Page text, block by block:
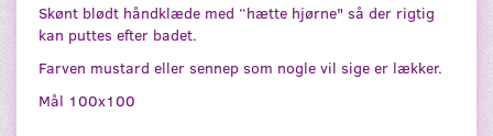
Skønt blødt håndklæde med “hætte hjørne" så der rigtig
kan puttes efter badet.
Farven mustard eller sennep som nogle vil sige er lækker.
Mål 100x100